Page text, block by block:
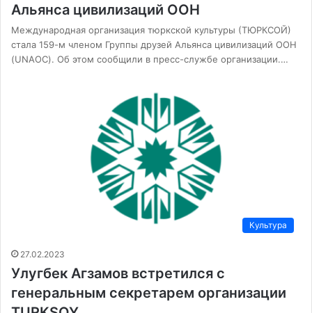
Альянса цивилизаций ООН
Международная организация тюркской культуры (ТЮРКСОЙ)
стала 159-м членом Группы друзей Альянса цивилизаций ООН
(UNAOC). Об этом сообщили в пресс-службе организации.…
Культура
27.02.2023
Улугбек Агзамов встретился с
генеральным секретарем организации